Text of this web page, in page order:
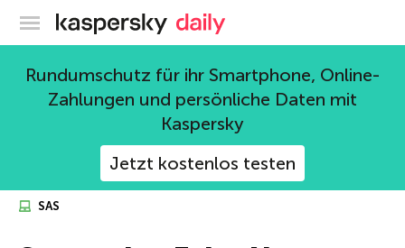
Offizieller Blog von Kaspersky
Rundumschutz für ihr Smartphone, Online-
Zahlungen und persönliche Daten mit
Kaspersky
Jetzt kostenlos testen
SAS